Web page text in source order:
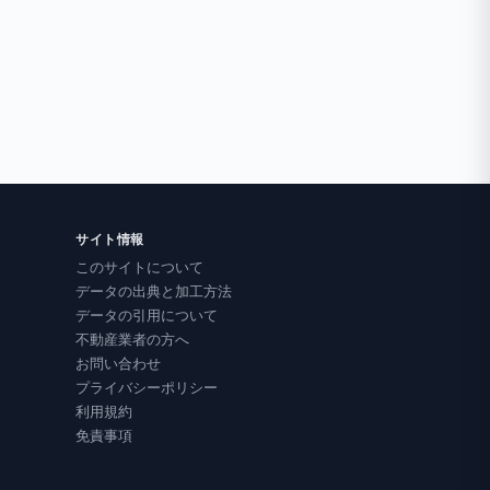
サイト情報
このサイトについて
データの出典と加工方法
データの引用について
不動産業者の方へ
お問い合わせ
プライバシーポリシー
利用規約
免責事項